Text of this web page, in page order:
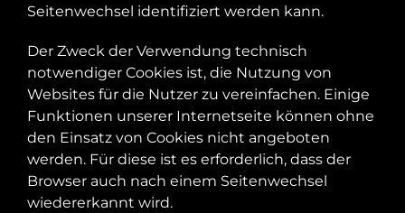
Seitenwechsel identifiziert werden kann.
Der Zweck der Verwendung technisch
notwendiger Cookies ist, die Nutzung von
Websites für die Nutzer zu vereinfachen. Einige
Funktionen unserer Internetseite können ohne
den Einsatz von Cookies nicht angeboten
werden. Für diese ist es erforderlich, dass der
Browser auch nach einem Seitenwechsel
wiedererkannt wird.